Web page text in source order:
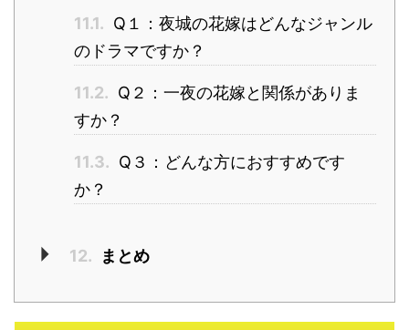
11.1. Q１：夜城の花嫁はどんなジャンル
のドラマですか？
11.2. Q２：一夜の花嫁と関係がありま
すか？
11.3. Q３：どんな方におすすめです
か？
12. まとめ